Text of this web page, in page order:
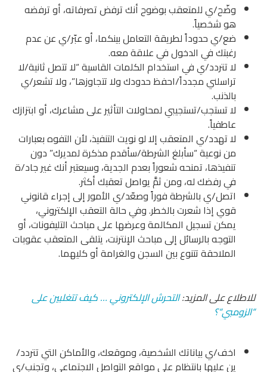
وضّح/ي للمتعقب بوضوح أنك ترفض تصرفاته، أو ترفضه
هو شخصياً.
ضع/ي حدوداً لطريقة التعامل بينكما، أو عبّر/ي عن عدم
رغبتك في الدخول في علاقة معه.
لا تتردد/ي في استخدام الكلمات القاسية “لا تتصل ثانية/لا
تراسلني مجدداً/احفظ حدودك ولا تتجاوزها”، ولا تشعر/ي
بالذنب.
لا تستجب/تستجيبي لمحاولات التأثير على مشاعرك، أو ابتزازك
عاطفياً.
لا تهدد/ي المتعقب إلا لو نويت التنفيذ، لأن التفوه بعبارات
من نوعية “سأبلغ الشرطة/سأقدم مذكرة لمديرك” دون
تنفيذها، تمنحه شعوراً بعدم الجدية، وسيعتبر أنك غير جاد/ة
في رفضك له، ومن ثمَّ يواصل تعقبك أكثر.
اتصل/ي بالشرطة فوراً وصعّد/ي الأمور إلى إجراء قانوني
قوي إذا شعرت بالخطر. وفي حالة التعقب الإلكتروني،
يمكن تسجيل المكالمة وعرضها على مباحث التليفونات، أو
التوجه بالرسائل إلى مباحث الإنترنت، يتلقى المتعقب عقوبات
الملاحقة تتنوع بين السجن والغرامة أو كليهما.
للاطلاع على المزيد:التحرشالإلكتروني…كيفتتغلبينعلى
“الزومبي“؟
اخف/ي بياناتك الشخصية، وموقعك، والأماكن التي تتردد/
ين عليها بانتظام على مواقع التواصل الاجتماعي، وتجنب/ي